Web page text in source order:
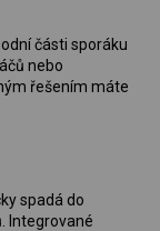
části sporáku
nebo
řešením máte
spadá do
Integrované